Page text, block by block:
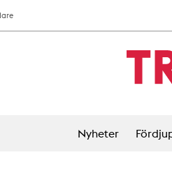
Nyheter